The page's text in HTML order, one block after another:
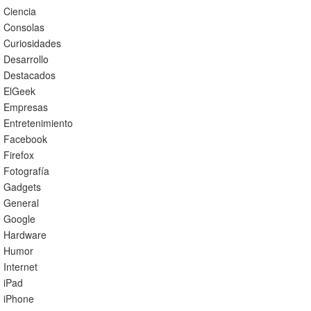
Ciencia
Consolas
Curiosidades
Desarrollo
Destacados
ElGeek
Empresas
Entretenimiento
Facebook
Firefox
Fotografía
Gadgets
General
Google
Hardware
Humor
Internet
iPad
iPhone